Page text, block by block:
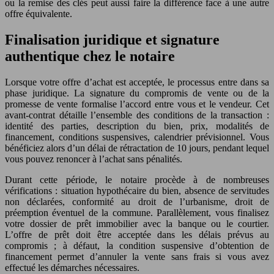
ou la remise des clés peut aussi faire la différence face à une autre
offre équivalente.
Finalisation juridique et signature
authentique chez le notaire
Lorsque votre offre d’achat est acceptée, le processus entre dans sa
phase juridique. La signature du compromis de vente ou de la
promesse de vente formalise l’accord entre vous et le vendeur. Cet
avant-contrat détaille l’ensemble des conditions de la transaction :
identité des parties, description du bien, prix, modalités de
financement, conditions suspensives, calendrier prévisionnel. Vous
bénéficiez alors d’un délai de rétractation de 10 jours, pendant lequel
vous pouvez renoncer à l’achat sans pénalités.
Durant cette période, le notaire procède à de nombreuses
vérifications : situation hypothécaire du bien, absence de servitudes
non déclarées, conformité au droit de l’urbanisme, droit de
préemption éventuel de la commune. Parallèlement, vous finalisez
votre dossier de prêt immobilier avec la banque ou le courtier.
L’offre de prêt doit être acceptée dans les délais prévus au
compromis ; à défaut, la condition suspensive d’obtention de
financement permet d’annuler la vente sans frais si vous avez
effectué les démarches nécessaires.